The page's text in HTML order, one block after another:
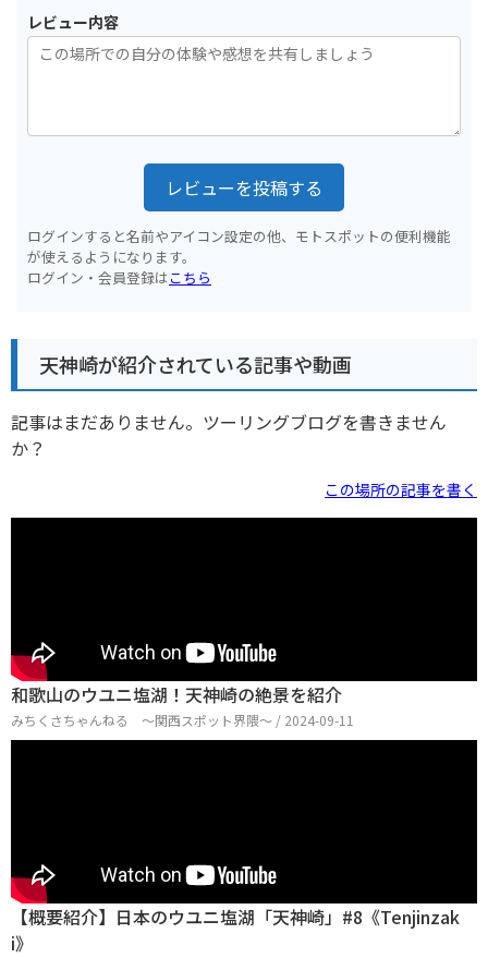
レビュー内容
レビューを投稿する
ログインすると名前やアイコン設定の他、モトスポットの便利機能
が使えるようになります。
ログイン・会員登録はこちら
天神崎が紹介されている記事や動画
記事はまだありません。ツーリングブログを書きません
か？
この場所の記事を書く
和歌山のウユニ塩湖！天神崎の絶景を紹介
みちくさちゃんねる 〜関西スポット界隈〜 / 2024-09-11
【概要紹介】日本のウユニ塩湖「天神崎」#8《Tenjinzak
i》